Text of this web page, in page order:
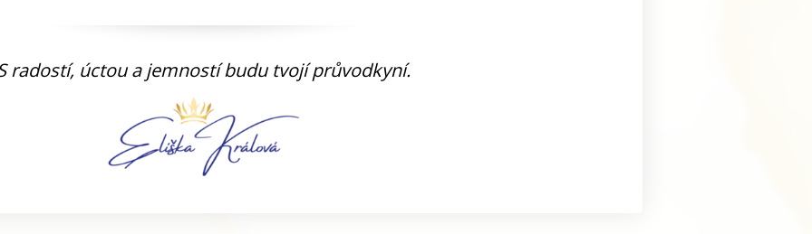
radostí, úctou a jemností budu tvojí průvodkyní.